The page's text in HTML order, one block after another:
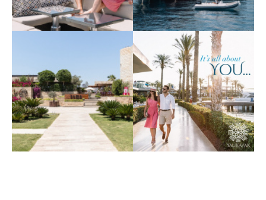
Крупнейшая марина
Средиземноморья
Yalıkavak Marina 19
Крупнейшая марина
Средиземноморья
Yalıkavak Marina 20